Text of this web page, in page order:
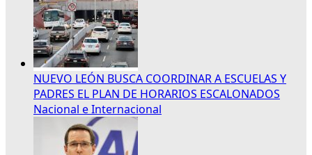
NUEVO LEÓN BUSCA COORDINAR A ESCUELAS Y
PADRES EL PLAN DE HORARIOS ESCALONADOS
Nacional e Internacional